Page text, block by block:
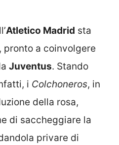
Atletico Madrid sta
pronto a coinvolgere
Juventus. Stando
i Colchoneros, in
della rosa,
di saccheggiare la
privare di